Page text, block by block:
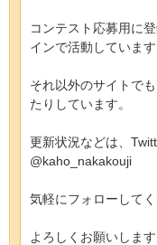
コンテスト応募用に
インで活動しています
それ以外のサイトで
たりしています。
更新状況などは、
@kaho_nakakouji
気軽にフォローして
よろしくお願いします